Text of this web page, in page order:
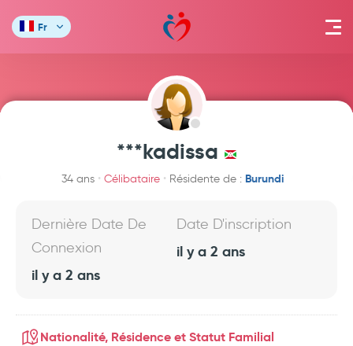
Fr
***kadissa
34 ans Célibataire Résidente de : Burundi
Dernière Date De
Connexion
il y a 2 ans
Date D'inscription
il y a 2 ans
Nationalité, Résidence et Statut Familial